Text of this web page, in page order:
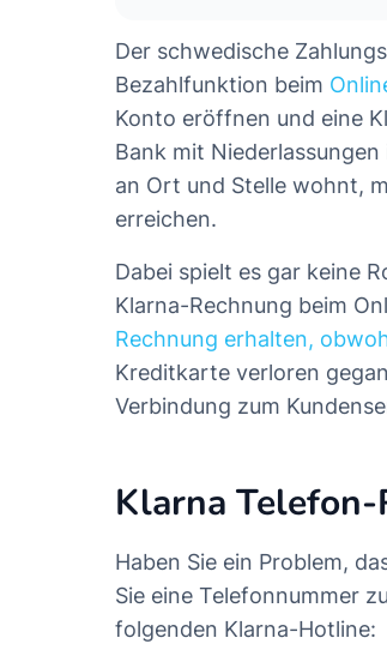
Der schwedische
Bezahlfunktion beim
Konto eröffnen und eine
Bank mit
an Ort und Stelle wohnt,
erreichen.
Dabei spielt es gar keine
Klarna-Rechnung beim
Rechnung erhalten,
Kreditkarte verloren
Verbindung zum
Klarna
Haben Sie ein Problem,
Sie eine Telefonnummer
folgenden Klarna-Hotline: